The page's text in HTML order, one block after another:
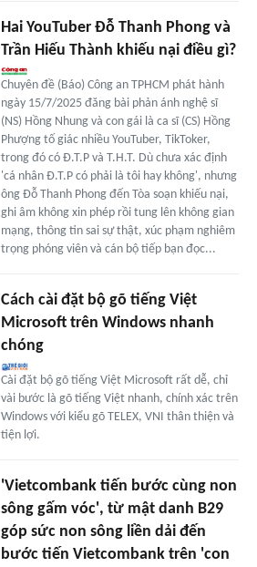
Hai YouTuber Đỗ Thanh Phong và
Trần Hiếu Thành khiếu nại điều gì?
Chuyên đề (Báo) Công an TPHCM phát hành
ngày 15/7/2025 đăng bài phản ánh nghệ sĩ
(NS) Hồng Nhung và con gái là ca sĩ (CS) Hồng
Phượng tố giác nhiều YouTuber, TikToker,
trong đó có Đ.T.P và T.H.T. Dù chưa xác định
'cá nhân Đ.T.P có phải là tôi hay không', nhưng
ông Đỗ Thanh Phong đến Tòa soạn khiếu nại,
ghi âm không xin phép rồi tung lên không gian
mạng, thông tin sai sự thật, xúc phạm nghiêm
trọng phóng viên và cán bộ tiếp bạn đọc...
Cách cài đặt bộ gõ tiếng Việt
Microsoft trên Windows nhanh
chóng
Cài đặt bộ gõ tiếng Việt Microsoft rất dễ, chỉ
vài bước là gõ tiếng Việt nhanh, chính xác trên
Windows với kiểu gõ TELEX, VNI thân thiện và
tiện lợi.
'Vietcombank tiến bước cùng non
sông gấm vóc', từ mật danh B29
góp sức non sông liền dải đến
bước tiến Vietcombank trên 'con